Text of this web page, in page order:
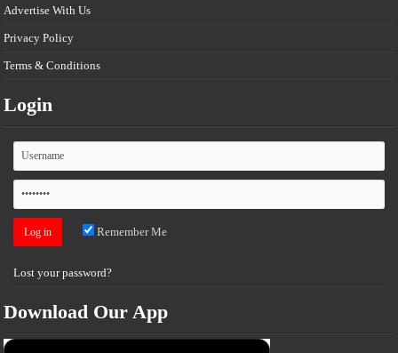
Advertise With Us
Privacy Policy
Terms & Conditions
Login
Remember Me
Lost your password?
Download Our App